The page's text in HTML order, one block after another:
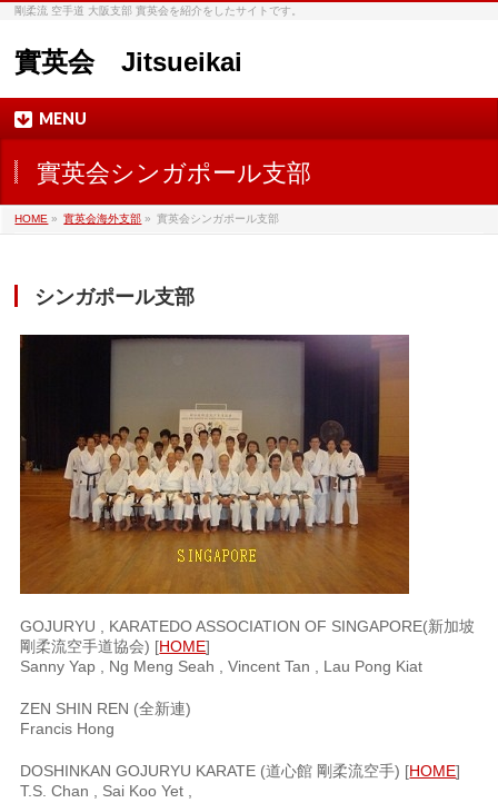
剛柔流 空手道 大阪支部 實英会を紹介をしたサイトです。
實英会 Jitsueikai
MENU
實英会シンガポール支部
HOME » 實英会海外支部 » 實英会シンガポール支部
シンガポール支部
GOJURYU , KARATEDO ASSOCIATION OF SINGAPORE(新加坡
剛柔流空手道協会) [HOME]
Sanny Yap , Ng Meng Seah , Vincent Tan , Lau Pong Kiat
ZEN SHIN REN (全新連)
Francis Hong
DOSHINKAN GOJURYU KARATE (道心館 剛柔流空手) [HOME]
T.S. Chan , Sai Koo Yet ,